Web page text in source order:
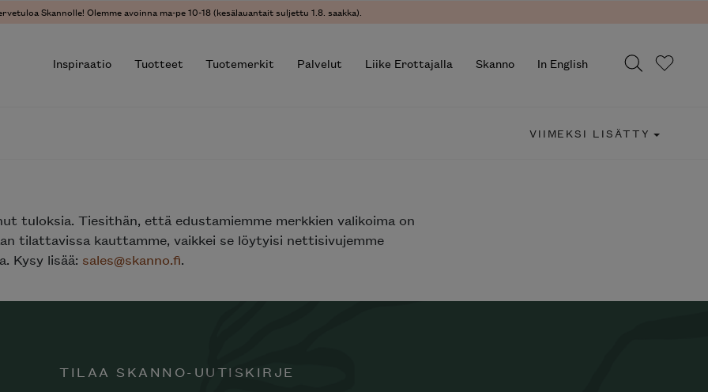
Skannolle! Olemme avoinna ma-pe 10-18 (kesälauantait suljettu 1.8. saakka).
Inspiraatio Tuotteet Tuotemerkit Palvelut Liike Erottajalla Skanno In English
VIIMEKSI LISÄTTY
tuloksia. Tiesithän, että edustamiemme merkkien valikoima on
tilattavissa kauttamme, vaikkei se löytyisi nettisivujemme
Kysy lisää: sales@skanno.fi.
TILAA SKANNO-UUTISKIRJE